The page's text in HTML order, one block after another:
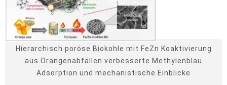
Hierarchisch poröse Biokohle mit FeZn Koaktivierung
aus Orangenabfällen verbesserte Methylenblau
Adsorption und mechanistische Einblicke